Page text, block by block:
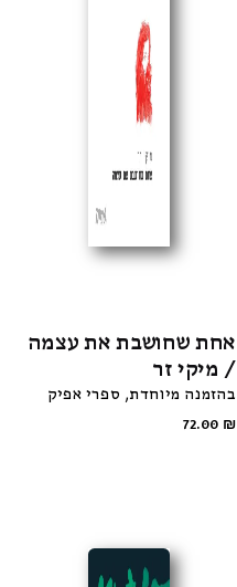
אחת שחושבת את עצמה
/ מיקי זר
בהזמנה מיוחדת ספרי אפיק
72.00 ₪